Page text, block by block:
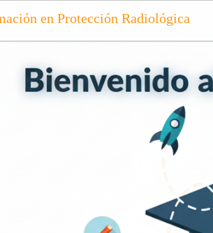
en Protección Radiológica